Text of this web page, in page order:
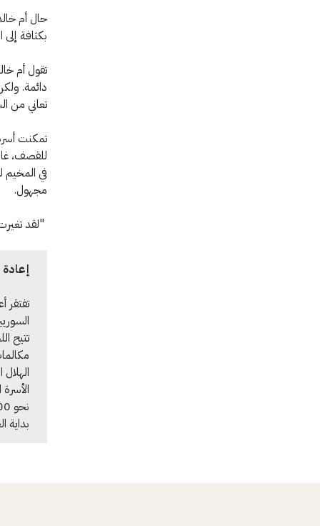
حال أم
بكثافة
تقول أم
دائمة.
تعاني من
تمكنت
في
مجهول.
"لقد
تفتقر
تتيح
بداية